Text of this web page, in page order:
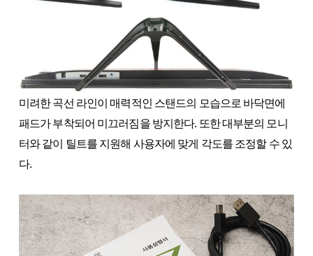
미려한 곡선 라인이 매력적인 스탠드의 모습으로 바닥면에
패드가 부착되어 미끄러짐을 방지한다. 또한 대부분의 모니
터와 같이 틸트를 지원해 사용자에 맞게 각도를 조정할 수 있
다.